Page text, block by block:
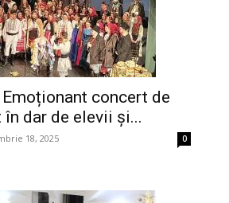
Emoționant concert de
dar de elevii și...
18, 2025 0